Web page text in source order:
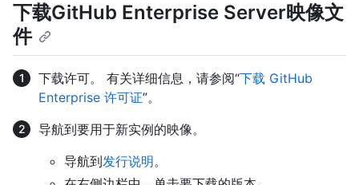
下载GitHub Enterprise Server映像文
件
下载许可。 有关详细信息，请参阅“下载 GitHub
Enterprise 许可证”。
导航到要用于新实例的映像。
导航到发行说明。